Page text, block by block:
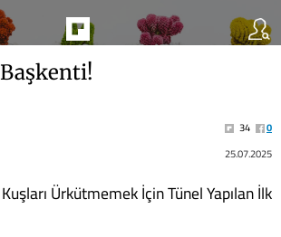
34
0
25.07.2025
Ürkütmemek İçin Tünel Yapılan İlk